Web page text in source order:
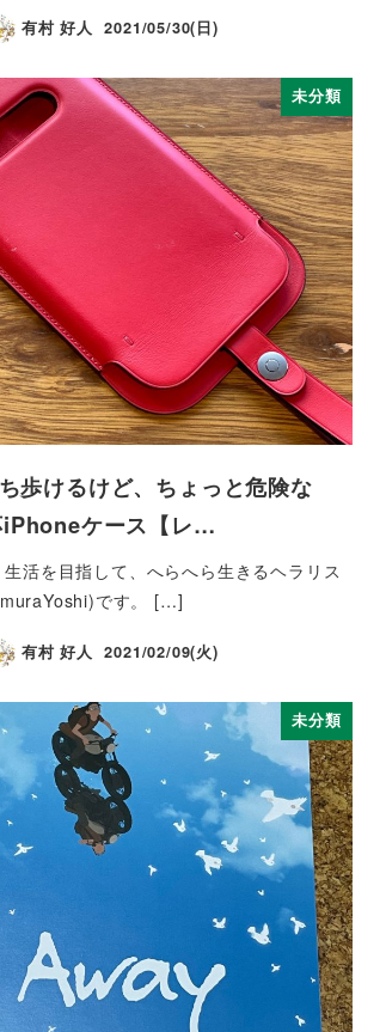
有村 好人 2021/05/30(日)
未分類
歩けるけど、ちょっと危険な
ケース【レ…
活を目指して、へらへら生きるヘラリス
です。 […]
有村 好人 2021/02/09(火)
未分類